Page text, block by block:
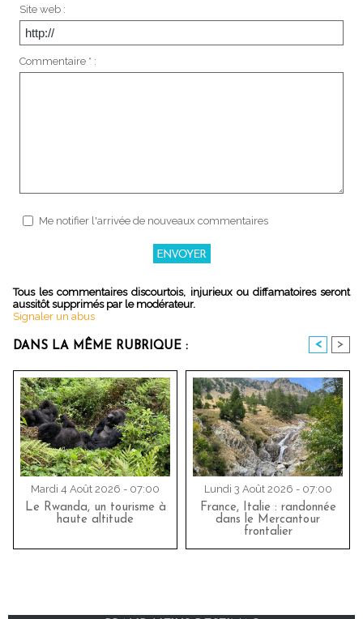
Site web :
Commentaire * :
Me notifier l'arrivée de nouveaux commentaires
Tous les commentaires discourtois, injurieux ou diffamatoires seront
aussitôt supprimés par le modérateur.
Signaler un abus
DANS LA MÊME RUBRIQUE : < >
Mardi 4 Août 2026 - 07:00
Le Rwanda, un tourisme à
haute altitude
Lundi 3 Août 2026 - 07:00
France, Italie : randonnée
dans le Mercantour
frontalier